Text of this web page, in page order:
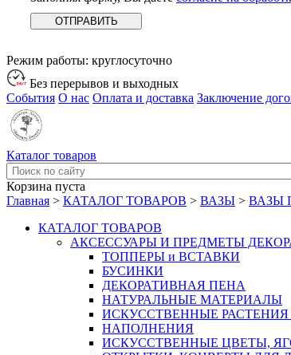
Режим работы: круглосуточно
Без перерывов и выходных
События О нас Оплата и доставка Заключение
Каталог товаров
Корзина пуста
Главная > КАТАЛОГ ТОВАРОВ > ВАЗЫ > ВАЗЫ
КАТАЛОГ ТОВАРОВ
АКСЕССУАРЫ И ПРЕДМЕТЫ
ТОППЕРЫ и ВСТАВКИ
БУСИНКИ
ДЕКОРАТИВНАЯ ПЕНА
НАТУРАЛЬНЫЕ МАТЕРИАЛЫ
ИСКУССТВЕННЫЕ
НАПОЛНЕНИЯ
ИСКУССТВЕННЫЕ ЦВЕТЫ,